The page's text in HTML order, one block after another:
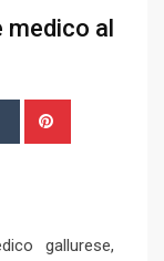
medico al
u
r
i
r
gallurese,